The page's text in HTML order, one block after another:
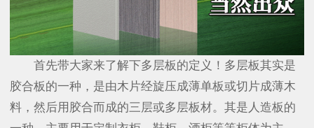
首先带大家来了解下多层板的定义！多层板其实是
胶合板的一种，是由木片经旋压成薄单板或切片成薄木
料，然后用胶合而成的三层或多层板材。其是人造板的